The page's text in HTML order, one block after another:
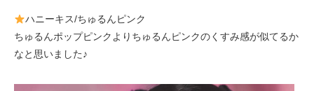
ハニーキス/ちゅるんピンク
ちゅるんポップピンクよりちゅるんピンクのくすみ感が似てるか
なと思いました♪